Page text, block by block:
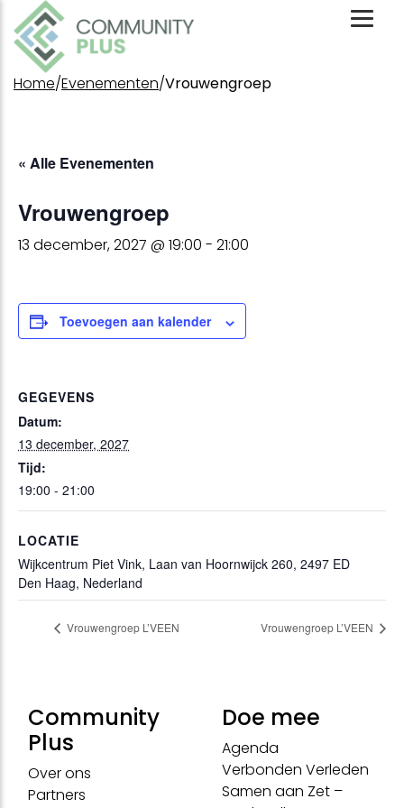
Home/Evenementen/Vrouwengroep
« Alle Evenementen
Vrouwengroep
13 december, 2027 @ 19:00 - 21:00
Toevoegen aan kalender
GEGEVENS
Datum:
13 december, 2027
Tijd:
19:00 - 21:00
LOCATIE
Wijkcentrum Piet Vink, Laan van Hoornwijck 260, 2497 ED
Den Haag, Nederland
Vrouwengroep L’VEEN Vrouwengroep L’VEEN
Community
Plus
Over ons
Partners
Doe mee
Agenda
Verbonden Verleden
Samen aan Zet –